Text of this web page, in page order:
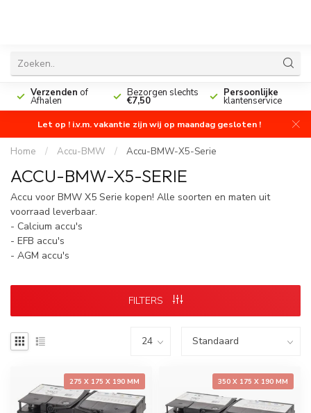
Verzenden of
Afhalen
Bezorgen slechts
€7,50
Persoonlijke
klantenservice
Let op ! i.v.m. vakantie zijn wij op maandag gesloten !
Home / Accu-BMW / Accu-BMW-X5-Serie
ACCU-BMW-X5-SERIE
Accu voor BMW X5 Serie kopen! Alle soorten en maten uit
voorraad leverbaar.
- Calcium accu's
- EFB accu's
- AGM accu's
FILTERS
275 X 175 X 190 MM 350 X 175 X 190 MM